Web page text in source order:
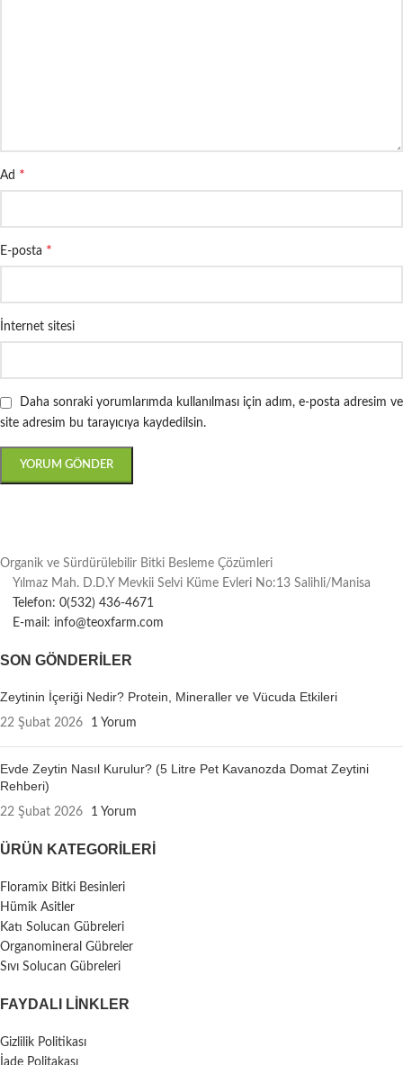
Ad *
E-posta *
İnternet sitesi
Daha sonraki yorumlarımda kullanılması için adım, e-posta adresim ve
site adresim bu tarayıcıya kaydedilsin.
Organik ve Sürdürülebilir Bitki Besleme Çözümleri
Yılmaz Mah. D.D.Y Mevkii Selvi Küme Evleri No:13 Salihli/Manisa
Telefon: 0(532) 436-4671
E-mail: info@teoxfarm.com
SON GÖNDERILER
Zeytinin İçeriği Nedir? Protein, Mineraller ve Vücuda Etkileri
22 Şubat 2026 1 Yorum
Evde Zeytin Nasıl Kurulur? (5 Litre Pet Kavanozda Domat Zeytini
Rehberi)
22 Şubat 2026 1 Yorum
ÜRÜN KATEGORILERI
Floramix Bitki Besinleri
Hümik Asitler
Katı Solucan Gübreleri
Organomineral Gübreler
Sıvı Solucan Gübreleri
FAYDALI LİNKLER
Gizlilik Politikası
İade Politakası